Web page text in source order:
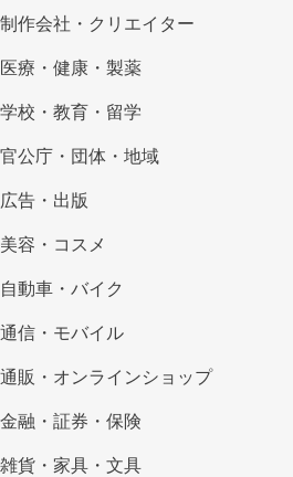
制作会社・クリエイター
医療・健康・製薬
学校・教育・留学
官公庁・団体・地域
広告・出版
美容・コスメ
自動車・バイク
通信・モバイル
通販・オンラインショップ
金融・証券・保険
雑貨・家具・文具